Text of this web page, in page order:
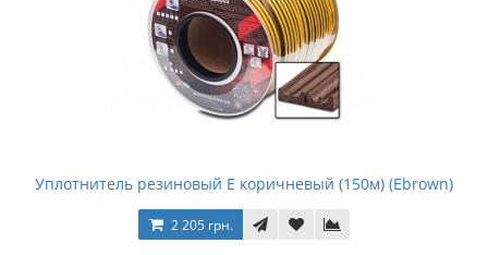
Уплотнитель резиновый E коричневый (150м) (Ebrown)
2 205 грн.